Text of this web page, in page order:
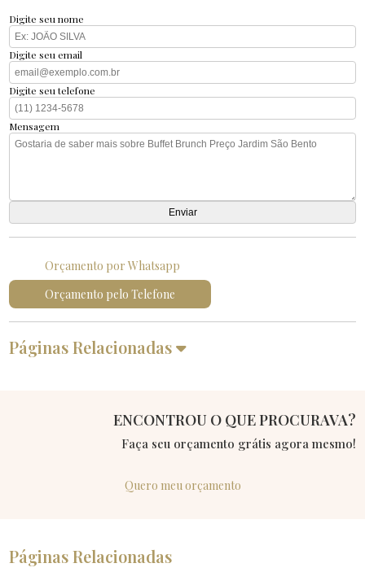
Digite seu nome
Digite seu email
Digite seu telefone
Mensagem
Orçamento por Whatsapp
Orçamento pelo Telefone
Páginas Relacionadas
ENCONTROU O QUE PROCURAVA?
Faça seu orçamento grátis agora mesmo!
Quero meu orçamento
Páginas Relacionadas